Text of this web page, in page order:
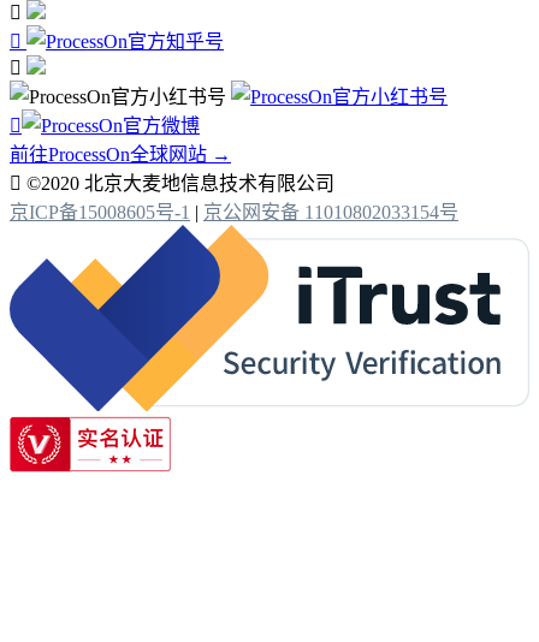




前往ProcessOn全球网站 →
 ©2020 北京大麦地信息技术有限公司
京ICP备15008605号-1 | 京公网安备 11010802033154号